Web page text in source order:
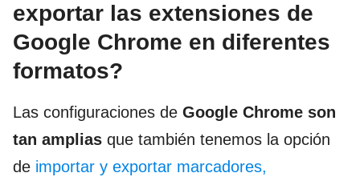
exportar las extensiones de
Google Chrome en diferentes
formatos?
Las configuraciones de Google Chrome son
tan amplias que también tenemos la opción
de importar y exportar marcadores,